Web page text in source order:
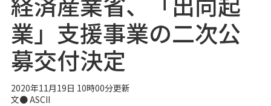
業」支援事業の二次公
募交付決定
2020年11月19日 10時00分更新
文● ASCII